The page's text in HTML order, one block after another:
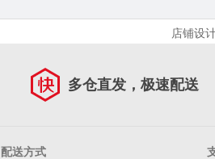
店铺设
多仓直发，极速配送
配送方式